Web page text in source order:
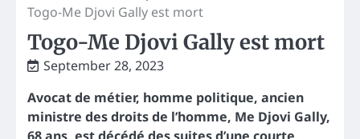
Togo-Me Djovi Gally est mort
Togo-Me Djovi Gally est mort
September 28, 2023
Avocat de métier, homme politique, ancien
ministre des droits de l’homme, Me Djovi Gally,